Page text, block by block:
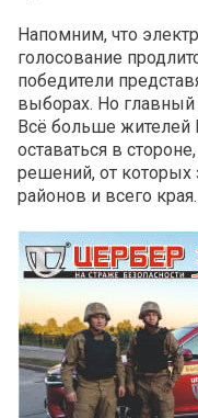
Напомним, что
голосование
победители
выборах. Но главный
Всё больше
оставаться в
решений, от которых
районов и всего края.